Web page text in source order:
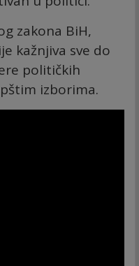
zakona BiH,
kažnjiva sve do
političkih
izborima.